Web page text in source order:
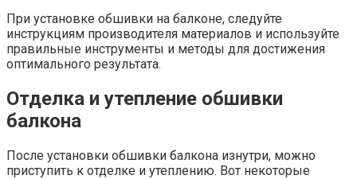
При установке обшивки на балконе, следуйте
инструкциям производителя материалов и используйте
правильные инструменты и методы для достижения
оптимального результата.
Отделка и утепление обшивки
балкона
После установки обшивки балкона изнутри, можно
приступить к отделке и утеплению.​ Вот некоторые